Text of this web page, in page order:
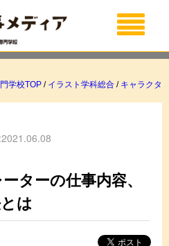
学校TOP / イラスト学科総合 / キャラクタ
ターの仕事内容、
は